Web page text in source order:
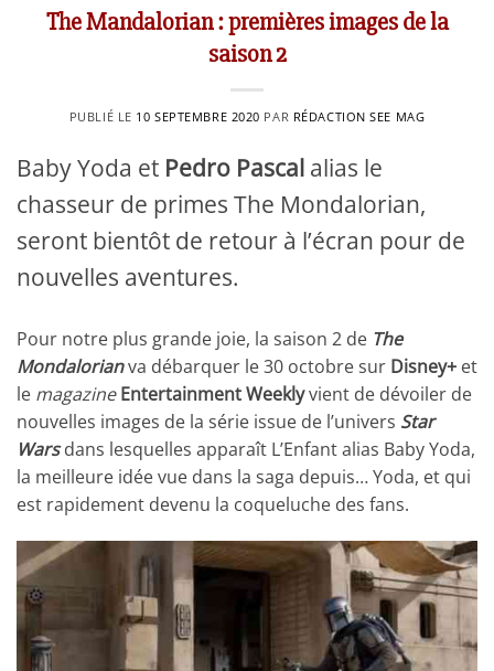
The Mandalorian : premières images de la
saison 2
PUBLIÉ LE 10 SEPTEMBRE 2020 PAR RÉDACTION SEE MAG
Baby Yoda et Pedro Pascal alias le
chasseur de primes The Mondalorian,
seront bientôt de retour à l’écran pour de
nouvelles aventures.
Pour notre plus grande joie, la saison 2 de The
Mondalorianva débarquer le 30 octobre sur Disney+ et
le magazineEntertainment Weeklyvient de dévoiler de
nouvelles images de la série issue de l’univers Star
Warsdans lesquelles apparaît L’Enfant alias Baby Yoda,
la meilleure idée vue dans la saga depuis… Yoda, et qui
est rapidement devenu la coqueluche des fans.